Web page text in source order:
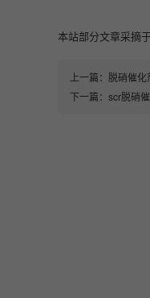
本站部分文章采摘
上一篇： 脱硝催化
下一篇： scr脱硝